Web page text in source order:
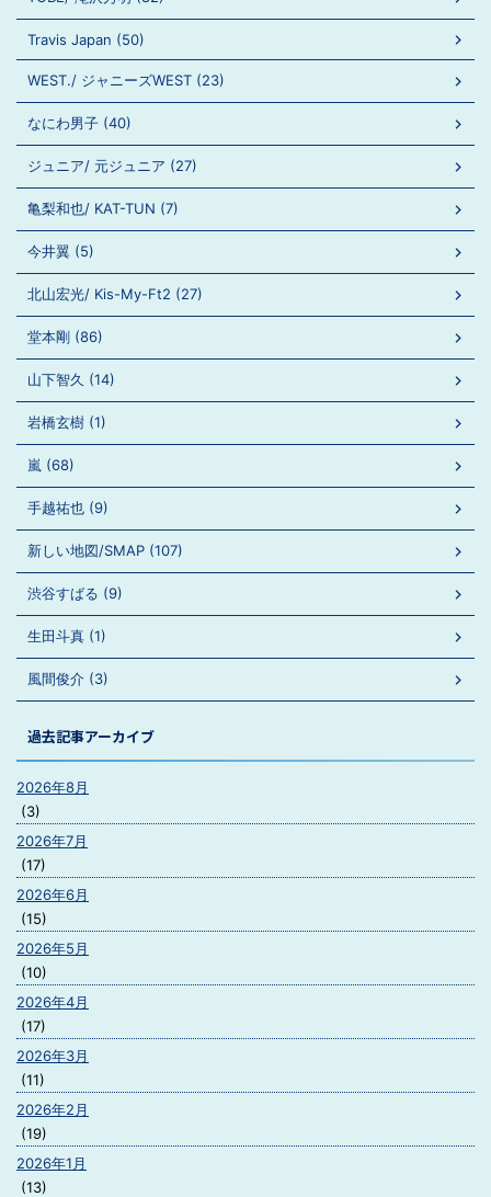
Travis Japan (50)
WEST./ ジャニーズWEST (23)
なにわ男子 (40)
ジュニア/ 元ジュニア (27)
亀梨和也/ KAT-TUN (7)
今井翼 (5)
北山宏光/ Kis-My-Ft2 (27)
堂本剛 (86)
山下智久 (14)
岩橋玄樹 (1)
嵐 (68)
手越祐也 (9)
新しい地図/SMAP (107)
渋谷すばる (9)
生田斗真 (1)
風間俊介 (3)
過去記事アーカイブ
2026年8月
(3)
2026年7月
(17)
2026年6月
(15)
2026年5月
(10)
2026年4月
(17)
2026年3月
(11)
2026年2月
(19)
2026年1月
(13)